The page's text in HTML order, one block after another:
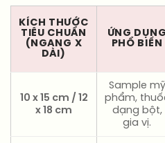
KÍCH THƯỚC
TIÊU CHUẨN
(NGANG X
DÀI)
ỨNG DỤNG
PHỔ BIẾN
10 x 15 cm / 12
x 18 cm
Sample mỹ
phẩm,
dạng bột,
gia vị.